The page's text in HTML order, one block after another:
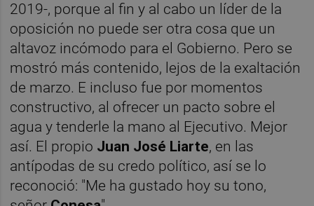
2019-, porque al fin y al cabo un líder de la
oposición no puede ser otra cosa que un
altavoz incómodo para el Gobierno. Pero se
mostró más contenido, lejos de la exaltación
de marzo. E incluso fue por momentos
constructivo, al ofrecer un pacto sobre el
agua y tenderle la mano al Ejecutivo. Mejor
así. El propio Juan José Liarte, en las
antípodas de su credo político, así se lo
reconoció: "Me ha gustado hoy su tono,